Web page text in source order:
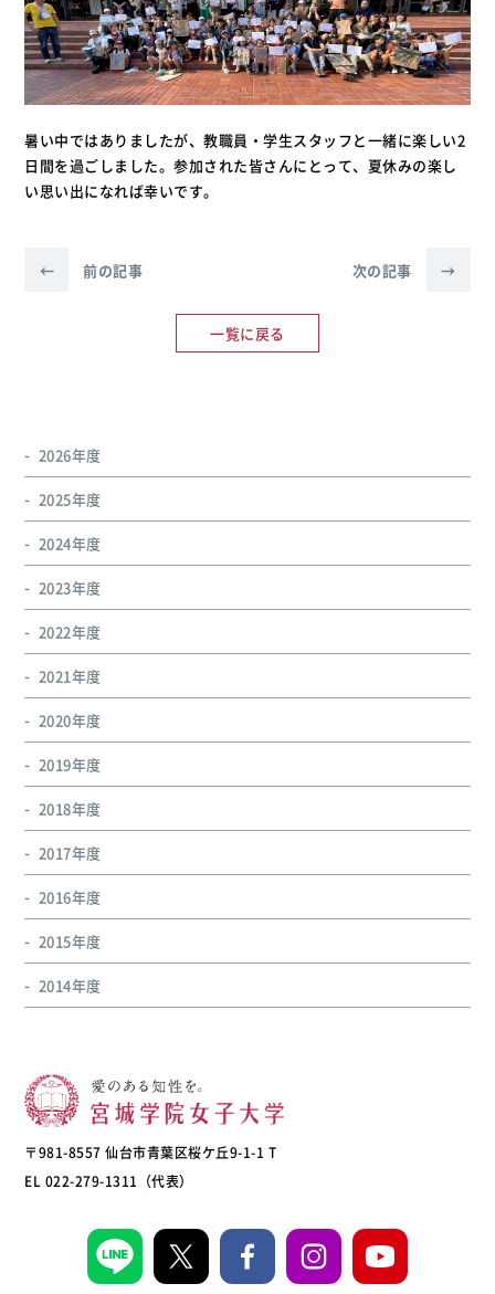
暑い中ではありましたが、教職員・学生スタッフと一緒に楽しい2
日間を過ごしました。参加された皆さんにとって、夏休みの楽し
い思い出になれば幸いです。
← 前の記事
一覧に戻る
次の記事 →
2026年度
2025年度
2024年度
2023年度
2022年度
2021年度
2020年度
2019年度
2018年度
2017年度
2016年度
2015年度
2014年度
〒981-8557 仙台市青葉区桜ケ丘9-1-1 T
EL 022-279-1311（代表）